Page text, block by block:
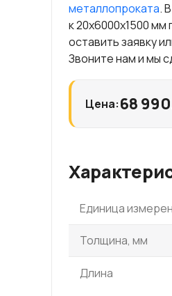
металлопроката.
к 20х6000х1500
оставить заявку
Звоните нам и мы
Цена:68
Единица
Толщина, мм
Длина